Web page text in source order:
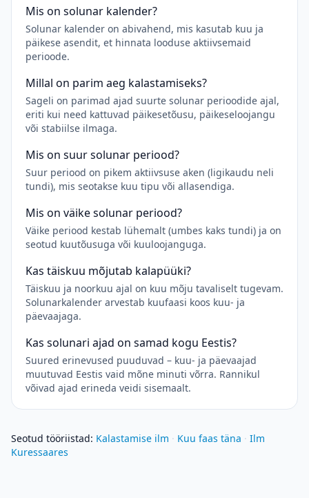
Mis on solunar kalender?
Solunar kalender on abivahend, mis kasutab kuu ja
päikese asendit, et hinnata looduse aktiivsemaid
perioode.
Millal on parim aeg kalastamiseks?
Sageli on parimad ajad suurte solunar perioodide ajal,
eriti kui need kattuvad päikesetõusu, päikeseloojangu
või stabiilse ilmaga.
Mis on suur solunar periood?
Suur periood on pikem aktiivsuse aken (ligikaudu neli
tundi), mis seotakse kuu tipu või allasendiga.
Mis on väike solunar periood?
Väike periood kestab lühemalt (umbes kaks tundi) ja on
seotud kuutõusuga või kuuloojanguga.
Kas täiskuu mõjutab kalapüüki?
Täiskuu ja noorkuu ajal on kuu mõju tavaliselt tugevam.
Solunarkalender arvestab kuufaasi koos kuu- ja
päevaajaga.
Kas solunari ajad on samad kogu Eestis?
Suured erinevused puuduvad – kuu- ja päevaajad
muutuvad Eestis vaid mõne minuti võrra. Rannikul
võivad ajad erineda veidi sisemaalt.
Seotud tööriistad: Kalastamise ilm · Kuu faas täna · Ilm
Kuressaares